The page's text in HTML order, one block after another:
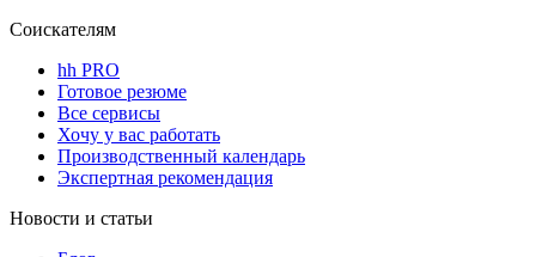
Соискателям
hh PRO
Готовое резюме
Все сервисы
Хочу у вас работать
Производственный календарь
Экспертная рекомендация
Новости и статьи